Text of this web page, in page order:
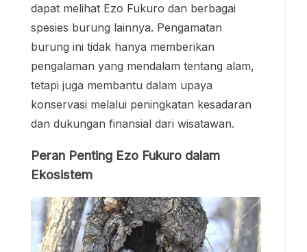
dapat melihat Ezo Fukuro dan berbagai
spesies burung lainnya. Pengamatan
burung ini tidak hanya memberikan
pengalaman yang mendalam tentang alam,
tetapi juga membantu dalam upaya
konservasi melalui peningkatan kesadaran
dan dukungan finansial dari wisatawan.
Peran Penting Ezo Fukuro dalam
Ekosistem